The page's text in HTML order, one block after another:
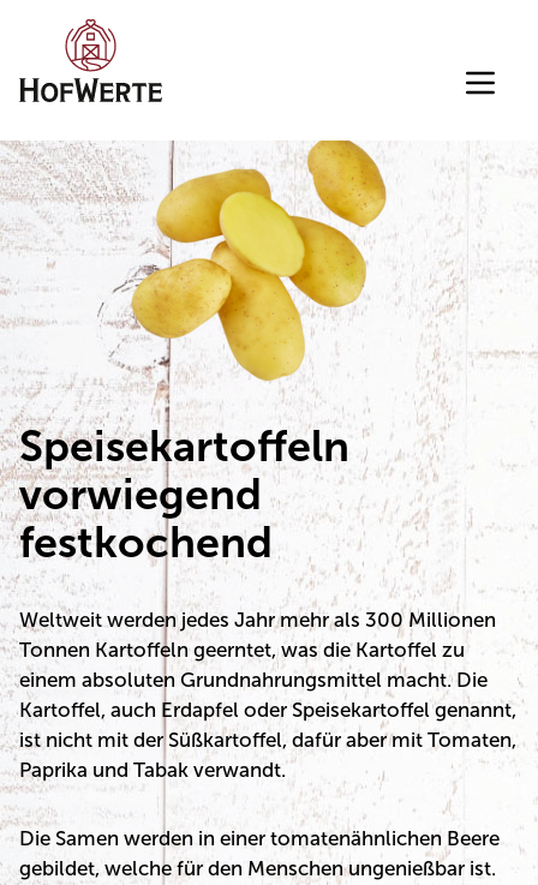
Direkt zum Inhalt wechseln
Speisekartoffeln
vorwiegend
festkochend
Weltweit werden jedes Jahr mehr als 300 Millionen
Tonnen Kartoffeln geerntet, was die Kartoffel zu
einem absoluten Grundnahrungsmittel macht. Die
Kartoffel, auch Erdapfel oder Speisekartoffel genannt,
ist nicht mit der Süßkartoffel, dafür aber mit Tomaten,
Paprika und Tabak verwandt.
Die Samen werden in einer tomatenähnlichen Beere
gebildet, welche für den Menschen ungenießbar ist.